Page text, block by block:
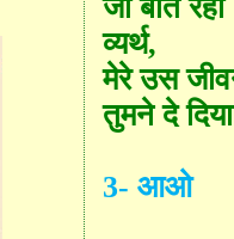
जो बीत रहा
व्यर्थ,
मेरे उस
तुमने दे
3- आओ